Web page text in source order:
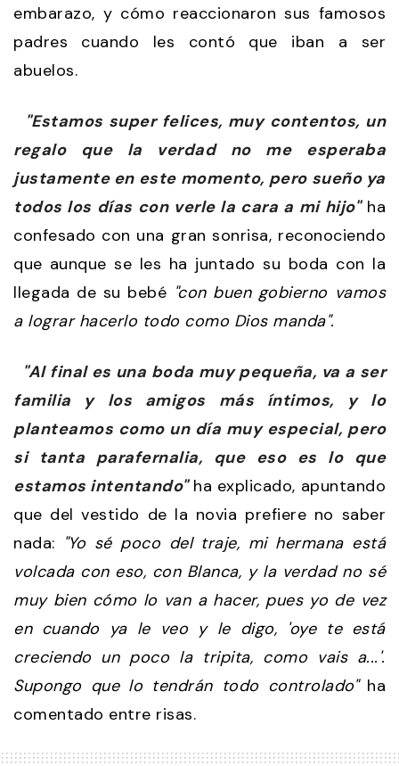
embarazo, y cómo reaccionaron sus famosos
padres cuando les contó que iban a ser
abuelos.
"Estamos super felices, muy contentos, un
regalo que la verdad no me esperaba
justamente en este momento, pero sueño ya
todos los días con verle la cara a mi hijo"ha
confesado con una gran sonrisa, reconociendo
que aunque se les ha juntado su boda con la
llegada de su bebé "con buen gobierno vamos
a lograr hacerlo todo como Dios manda".
"Al final es una boda muy pequeña, va a ser
familia y los amigos más íntimos, y lo
planteamos como un día muy especial, pero
si tanta parafernalia, que eso es lo que
estamos intentando"ha explicado, apuntando
que del vestido de la novia prefiere no saber
nada: "Yo sé poco del traje, mi hermana está
volcada con eso, con Blanca, y la verdad no sé
muy bien cómo lo van a hacer, pues yo de vez
en cuando ya le veo y le digo, 'oye te está
creciendo un poco la tripita, como vais a...'.
Supongo que lo tendrán todo controlado"ha
comentado entre risas.